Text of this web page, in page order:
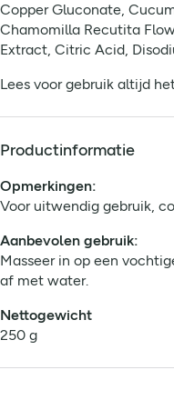
Copper Gluconate,
Chamomilla Recutita
Extract, Citric Acid,
Lees voor gebruik altijd
Productinformatie
Opmerkingen:
Voor uitwendig gebruik,
Aanbevolen gebruik:
Masseer in op een
af met water.
Nettogewicht
250 g